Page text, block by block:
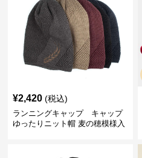
¥2,420 (税込)
ランニングキャップ キャップ
ゆったりニット帽 麦の穂模様入